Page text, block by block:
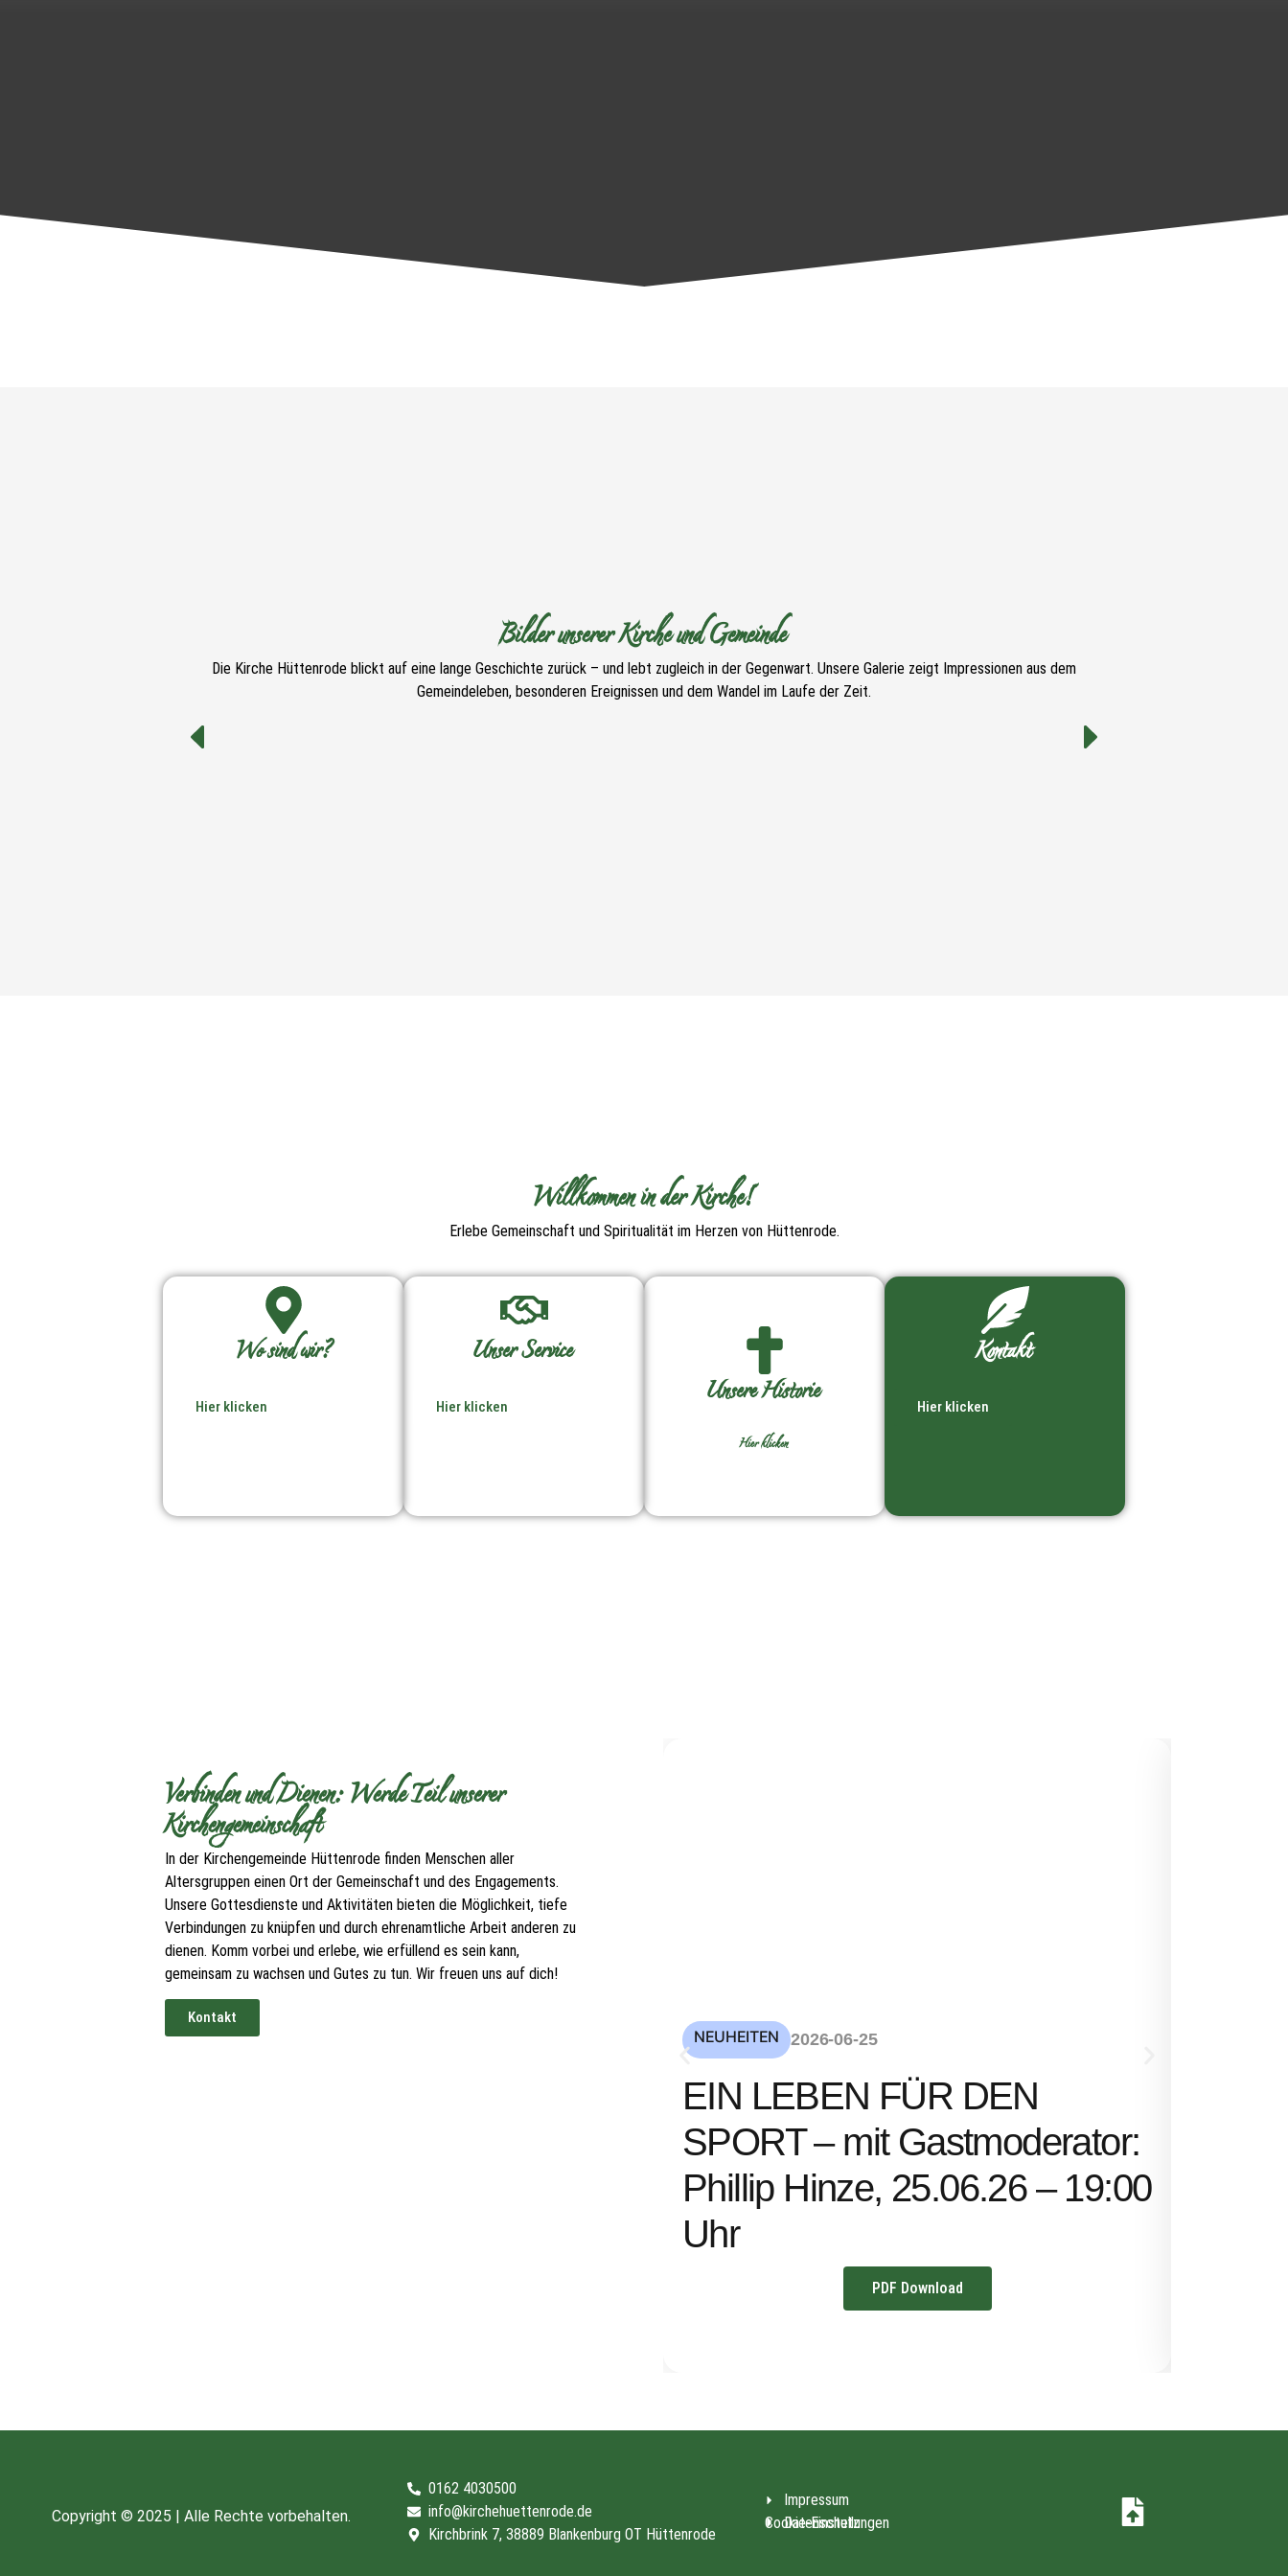
Bilder unserer Kirche und Gemeinde
Die Kirche Hüttenrode blickt auf eine lange Geschichte zurück – und lebt zugleich in der Gegenwart. Unsere Galerie zeigt Impressionen aus dem
Gemeindeleben, besonderen Ereignissen und dem Wandel im Laufe der Zeit.
Willkommen in der Kirche!
Erlebe Gemeinschaft und Spiritualität im Herzen von Hüttenrode.
Wo sind wir?
Hier klicken
Unser Service
Hier klicken Unsere Historie
Hier klicken
Kontakt
Hier klicken
Verbinden und Dienen: Werde Teil unserer
Kirchengemeinschaft
In der Kirchengemeinde Hüttenrode finden Menschen aller
Altersgruppen einen Ort der Gemeinschaft und des Engagements.
Unsere Gottesdienste und Aktivitäten bieten die Möglichkeit, tiefe
Verbindungen zu knüpfen und durch ehrenamtliche Arbeit anderen zu
dienen. Komm vorbei und erlebe, wie erfüllend es sein kann,
gemeinsam zu wachsen und Gutes zu tun. Wir freuen uns auf dich!
Kontakt
NEUHEITEN 2026-06-25
EIN LEBEN FÜR DEN
SPORT – mit Gastmoderator:
Phillip Hinze, 25.06.26 – 19:00
Uhr
PDF Download
Copyright © 2025 | Alle Rechte vorbehalten.
0162 4030500
info@kirchehuettenrode.de
Kirchbrink 7, 38889 Blankenburg OT Hüttenrode
Impressum
Datenschutz
Cookie-Einstellungen